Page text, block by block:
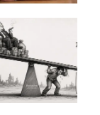
من سرق
الفاتورة